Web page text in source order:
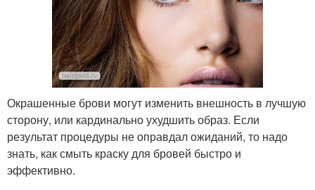
Окрашенные брови могут изменить внешность в лучшую
сторону, или кардинально ухудшить образ. Если
результат процедуры не оправдал ожиданий, то надо
знать, как смыть краску для бровей быстро и
эффективно.